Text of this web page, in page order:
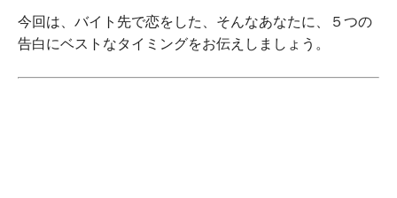
今回は、バイト先で恋をした、そんなあなたに、５つの
告白にベストなタイミングをお伝えしましょう。